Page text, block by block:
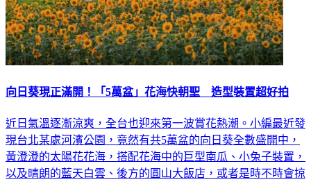
向日葵現正滿開！「5萬盆」花海快朝聖 造型裝置超好拍
近日氣溫逐漸涼爽，全台也迎來第一波賞花熱潮。小編最近發
現台北某處河濱公園，竟然有共5萬盆的向日葵全數盛開中，
黃澄澄的太陽花花海，搭配花海中的巨型南瓜、小兔子裝置，
以及晴朗的藍天白雲、後方的圓山大飯店，或者是時不時會掠